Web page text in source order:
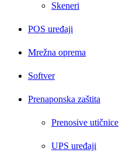
Skeneri
POS uređaji
Mrežna oprema
Softver
Prenaponska zaštita
Prenosive utičnice
UPS uređaji